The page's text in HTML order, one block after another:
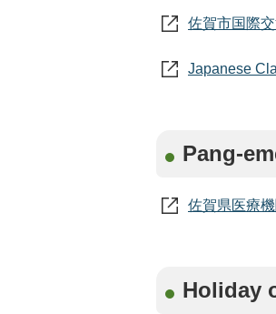
佐賀市国際
Japanese
Pang-
佐賀県医療
Holiday